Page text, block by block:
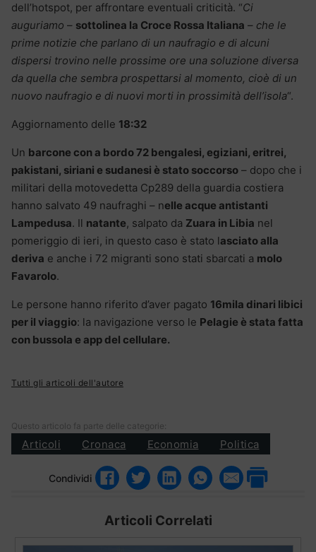
dell’hotspot, per affrontare eventuali criticità. “Ci
auguriamo – sottolinea la Croce Rossa Italiana – che le
prime notizie che parlano di un naufragio e di alcuni
dispersi trovino nelle prossime ore una soluzione diversa
da quella che sembra prospettarsi al momento, cioè di un
nuovo naufragio e di nuovi morti in prossimità dell’isola“.
Aggiornamento delle 18:32
Un barcone con a bordo 72 bengalesi, egiziani, eritrei,
pakistani, siriani e sudanesi è stato soccorso – dopo che i
militari della motovedetta Cp289 della guardia costiera
hanno salvato 49 naufraghi – nelle acque antistanti
Lampedusa. Il natante, salpato da Zuara in Libia nel
pomeriggio di ieri, in questo caso è stato lasciato alla
deriva e anche i 72 migranti sono stati sbarcati a molo
Favarolo.
Le persone hanno riferito d’aver pagato 16mila dinari libici
per il viaggio: la navigazione verso le Pelagie è stata fatta
con bussola e app del cellulare.
Tutti gli articoli dell'autore
Questo articolo fa parte delle categorie:
Articoli Cronaca Economia Politica
Condividi
Articoli Correlati